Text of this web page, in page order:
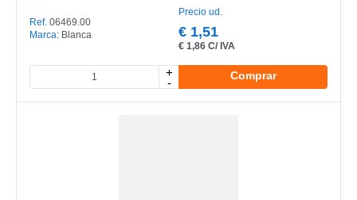
Ref. 06469.00
Marca: Blanca
Precio ud.
€ 1,51
€ 1,86 C/ IVA
+
-
Comprar